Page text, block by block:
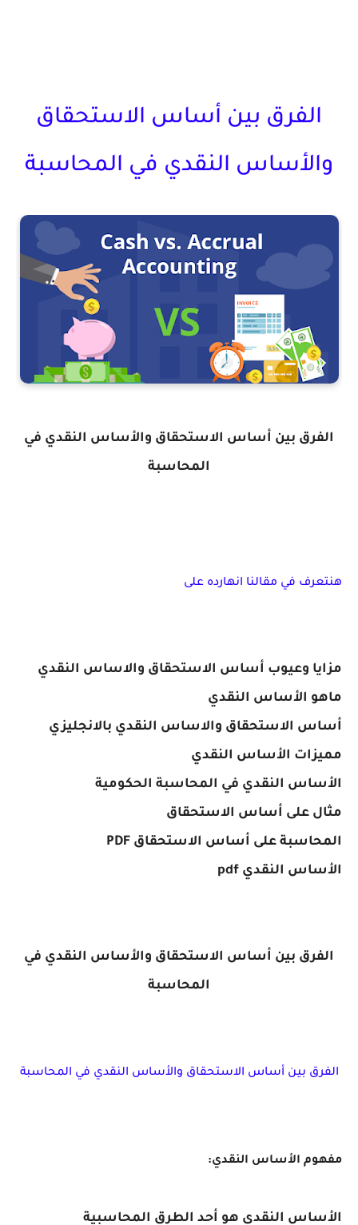
الفرق بين أساس الاستحقاق
والأساس النقدي في المحاسبة
الفرق بين أساس الاستحقاق والأساس النقدي في
المحاسبة
هنتعرف في مقالنا انهارده على
مزايا وعيوب أساس الاستحقاق والاساس النقدي
ماهو الأساس النقدي
أساس الاستحقاق والاساس النقدي بالانجليزي
مميزات الأساس النقدي
الأساس النقدي في المحاسبة الحكومية
مثال على أساس الاستحقاق
المحاسبة على أساس الاستحقاق PDF
الأساس النقدي pdf
الفرق بين أساس الاستحقاق والأساس النقدي في
المحاسبة
الفرق بين أساس الاستحقاق والأساس النقدي في المحاسبة
مفهوم الأساس النقدي:
الأساس النقدي هو أحد الطرق المحاسبية